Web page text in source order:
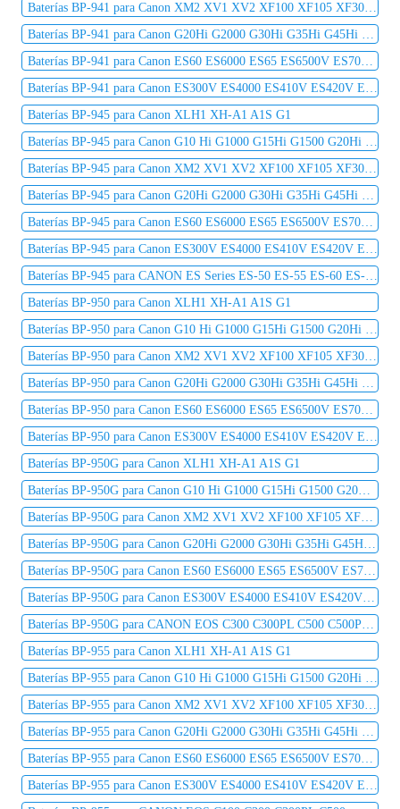
Baterías BP-941 para Canon XM2 XV1 XV2 XF100 XF105 XF300 XF305 C2 DM-MV1 DM-MV10
Baterías BP-941 para Canon G20Hi G2000 G30Hi G35Hi G45Hi MV1 MV10 MV10i MV20 MV20i
Baterías BP-941 para Canon ES60 ES6000 ES65 ES6500V ES7000es ES7000V ES75 ES8000V
Baterías BP-941 para Canon ES300V ES4000 ES410V ES420V ES50 ES5000 ES520A ES55
Baterías BP-945 para Canon XLH1 XH-A1 A1S G1
Baterías BP-945 para Canon G10 Hi G1000 G15Hi G1500 G20Hi G2000 G30Hi G35Hi G45Hi
Baterías BP-945 para Canon XM2 XV1 XV2 XF100 XF105 XF300 XF305 C2 DM-MV1 DM-MV10
Baterías BP-945 para Canon G20Hi G2000 G30Hi G35Hi G45Hi MV1 MV10 MV10i MV20 MV20i
Baterías BP-945 para Canon ES60 ES6000 ES65 ES6500V ES7000es ES7000V ES75 ES8000V
Baterías BP-945 para Canon ES300V ES4000 ES410V ES420V ES50 ES5000 ES520A ES55
Baterías BP-945 para CANON ES Series ES-50 ES-55 ES-60 ES-65 ES-75 ES-300V ES-410V ES-420V ES-520A
Baterías BP-950 para Canon XLH1 XH-A1 A1S G1
Baterías BP-950 para Canon G10 Hi G1000 G15Hi G1500 G20Hi G2000 G30Hi G35Hi G45Hi
Baterías BP-950 para Canon XM2 XV1 XV2 XF100 XF105 XF300 XF305 C2 DM-MV1 DM-MV10
Baterías BP-950 para Canon G20Hi G2000 G30Hi G35Hi G45Hi MV1 MV10 MV10i MV20 MV20i
Baterías BP-950 para Canon ES60 ES6000 ES65 ES6500V ES7000es ES7000V ES75 ES8000V
Baterías BP-950 para Canon ES300V ES4000 ES410V ES420V ES50 ES5000 ES520A ES55
Baterías BP-950G para Canon XLH1 XH-A1 A1S G1
Baterías BP-950G para Canon G10 Hi G1000 G15Hi G1500 G20Hi G2000 G30Hi G35Hi G45Hi
Baterías BP-950G para Canon XM2 XV1 XV2 XF100 XF105 XF300 XF305 C2 DM-MV1 DM-MV10
Baterías BP-950G para Canon G20Hi G2000 G30Hi G35Hi G45Hi MV1 MV10 MV10i MV20 MV20i
Baterías BP-950G para Canon ES60 ES6000 ES65 ES6500V ES7000es ES7000V ES75 ES8000V
Baterías BP-950G para Canon ES300V ES4000 ES410V ES420V ES50 ES5000 ES520A ES55
Baterías BP-950G para CANON EOS C300 C300PL C500 C500PL C100 XF300 XF100 XLH1 XHG1 XHA1 EXH1
Baterías BP-955 para Canon XLH1 XH-A1 A1S G1
Baterías BP-955 para Canon G10 Hi G1000 G15Hi G1500 G20Hi G2000 G30Hi G35Hi G45Hi
Baterías BP-955 para Canon XM2 XV1 XV2 XF100 XF105 XF300 XF305 C2 DM-MV1 DM-MV10
Baterías BP-955 para Canon G20Hi G2000 G30Hi G35Hi G45Hi MV1 MV10 MV10i MV20 MV20i
Baterías BP-955 para Canon ES60 ES6000 ES65 ES6500V ES7000es ES7000V ES75 ES8000V
Baterías BP-955 para Canon ES300V ES4000 ES410V ES420V ES50 ES5000 ES520A ES55